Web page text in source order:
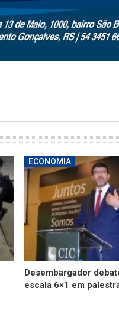
ECONOMIA
Desembargador
escala 6×1 em